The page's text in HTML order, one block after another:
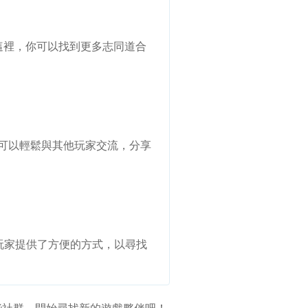
，你可以找到更多志同道合
以輕鬆與其他玩家交流，分享
提供了方便的方式，以尋找